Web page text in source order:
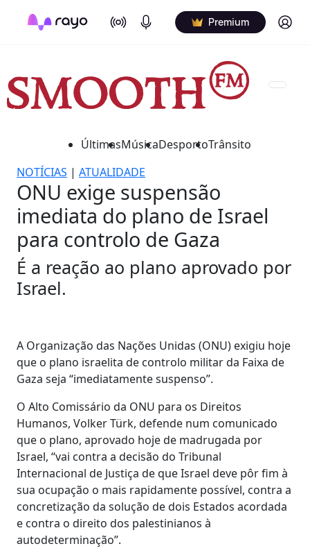
On Air Podcasts Premium Log in
ÚltimasMúsicaDesportoTrânsito
NOTÍCIAS | ATUALIDADE
ONU exige suspensão
imediata do plano de Israel
para controlo de Gaza
É a reação ao plano aprovado por
Israel.
A Organização das Nações Unidas (ONU) exigiu hoje
que o plano israelita de controlo militar da Faixa de
Gaza seja “imediatamente suspenso”.
O Alto Comissário da ONU para os Direitos
Humanos, Volker Türk, defende num comunicado
que o plano, aprovado hoje de madrugada por
Israel, “vai contra a decisão do Tribunal
Internacional de Justiça de que Israel deve pôr fim à
sua ocupação o mais rapidamente possível, contra a
concretização da solução de dois Estados acordada
e contra o direito dos palestinianos à
autodeterminação”.